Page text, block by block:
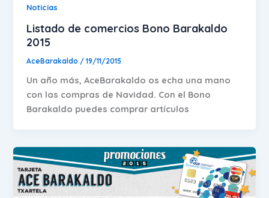
Noticias
Listado de comercios Bono Barakaldo
2015
AceBarakaldo /19/11/2015
Un año más, AceBarakaldo os echa una mano
con las compras de Navidad. Con el Bono
Barakaldo puedes comprar artículos